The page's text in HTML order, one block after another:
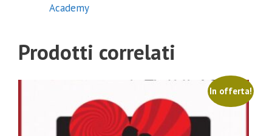
Academy
Prodotti correlati
In offerta!